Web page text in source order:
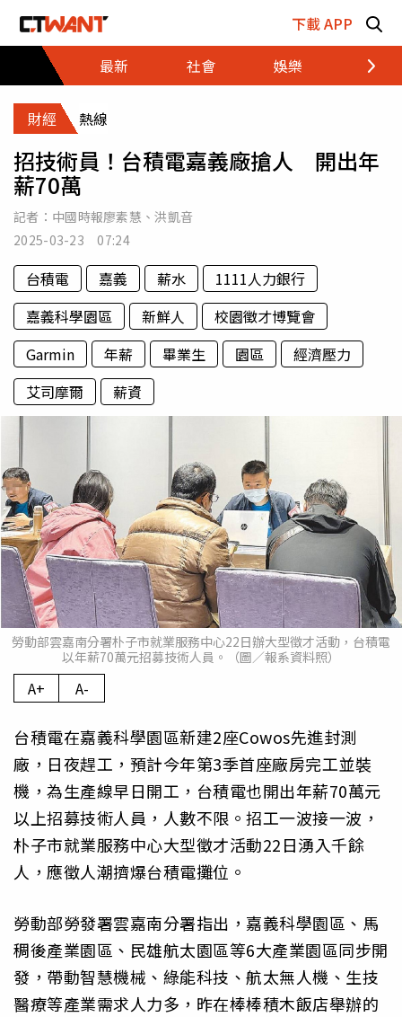
下載 APP
最新
社會 娛樂 財經
財經 熱線
招技術員！台積電嘉義廠搶人 開出年
薪70萬
記者： 中國時報廖素慧 、洪凱音
2025-03-23 07:24
台積電 嘉義 薪水
1111人力銀行
嘉義科學園區
新鮮人
校園徵才博覽會
Garmin
年薪 畢業生 園區
經濟壓力
艾司摩爾
薪資
勞動部雲嘉南分署朴子市就業服務中心22日辦大型徵才活動，台積電
以年薪70萬元招募技術人員。（圖／報系資料照）
A+ A-
台積電在嘉義科學園區新建2座Cowos先進封測
廠，日夜趕工，預計今年第3季首座廠房完工並裝
機，為生產線早日開工，台積電也開出年薪70萬元
以上招募技術人員，人數不限。招工一波接一波，
朴子市就業服務中心大型徵才活動22日湧入千餘
人，應徵人潮擠爆台積電攤位。
勞動部勞發署雲嘉南分署指出，嘉義科學園區、馬
稠後產業園區、民雄航太園區等6大產業園區同步開
發，帶動智慧機械、綠能科技、航太無人機、生技
醫療等產業需求人力多，昨在棒棒積木飯店舉辦的